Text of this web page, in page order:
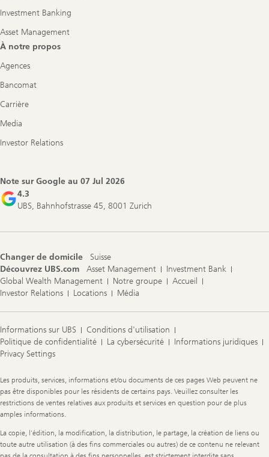
Investment Banking
Asset Management
À notre propos
Agences
Bancomat
Carrière
Media
Investor Relations
Note sur Google au 07 Jul 2026
4.3
UBS, Bahnhofstrasse 45, 8001 Zurich
Changer de domicile
Suisse
Découvrez UBS.com
Asset Management
Investment Bank
Global Wealth Management
Notre groupe
Accueil
Investor Relations
Locations Média
Informations sur UBS
Conditions d'utilisation
Politique de confidentialité
La cybersécurité
Informations juridiques
Privacy Settings
Legal
Information
Les produits, services, informations et/ou documents de ces pages Web peuvent ne
pas être disponibles pour les résidents de certains pays. Veuillez consulter les
restrictions de ventes relatives aux produits et services en question pour de plus
amples informations.
La copie, l'édition, la modification, la distribution, le partage, la création de liens ou
toute autre utilisation (à des fins commerciales ou autres) de ce contenu ne relevant